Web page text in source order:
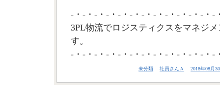
-・-・-・-・-・-・-・-・-・-・-・-・-
3PL物流でロジスティクスをマネジ
す。
-・-・-・-・-・-・-・-・-・-・-・-・-
未分類 社員さんＡ 2018年08月